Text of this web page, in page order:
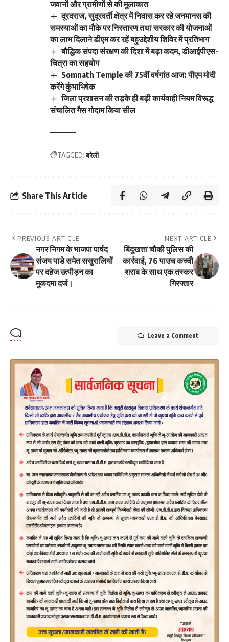
जवानों और ग्रामीणों से की मुलाकात
दूरदराज, सुदूरवर्ती क्षेत्र में निवास कर रहे जनमानस की
समस्याओं का मौके पर निस्तारण तथा सरकार की योजनाओं
का लाभ दिलाने डीएम कर रहें बहुउद्देशीय शिविर में प्रतिभाग
बौद्धिक संपदा संरक्षण की दिशा में बड़ा कदम, डीआईपीएस-
चित्रा का सहयोग
Somnath Temple की 75वीं वर्षगांठ आज: पीएम मोदी
करेंगे कुंभाभिषेक
जिला प्रशासन की तड़के ही बड़ी कार्यवाही नियम विरूद्ध
संचालित गैस गोदाम किया सील
TAGGED: बरेली
Share This Article
PREVIOUS ARTICLE
नगर निगम के भाजपा पार्षद
संजय पाडे समेत ससुरालियों
पर दहेज उत्पीड़न का
मुकदमा दर्ज।
NEXT ARTICLE
बिंदुखत्ता चौकी पुलिस की
कार्रवाई, 76 पाउच कच्ची
शराब के साथ एक तस्कर
गिरफ्तार
Leave a Comment